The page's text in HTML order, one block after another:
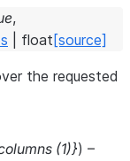
,
float [source]
the requested
(1)}) –